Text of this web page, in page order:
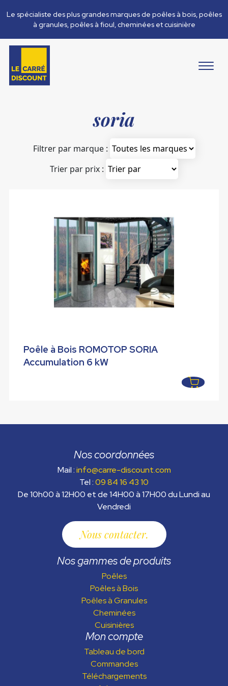
Le spécialiste des plus grandes marques de poêles à bois, poêles
à granules, poêles à fioul, cheminées et cuisinière
soria
Filtrer par marque :
Trier par prix :
Poêle à Bois ROMOTOP SORIA
Accumulation 6 kW
Nos coordonnées
Mail :info@carre-discount.com
Tel :09 84 16 43 10
De 10h00 à 12H00 et de 14H00 à 17H00 du Lundi au
Vendredi
Nous contacter
Nos gammes de produits
Poêles
Poêles à Bois
Poêles à Granules
Cheminées
Cuisinières
Mon compte
Tableau de bord
Commandes
Téléchargements